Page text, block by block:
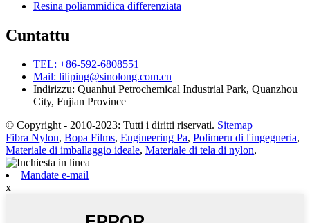
Resina poliammidica differenziata
Cuntattu
TEL: +86-592-6808551
Mail: liliping@sinolong.com.cn
Indirizzu: Quanhui Petrochemical Industrial Park, Quanzhou
City, Fujian Province
© Copyright - 2010-2023: Tutti i diritti riservati. Sitemap
Fibra Nylon, Bopa Films, Engineering Pa, Polimeru di l'ingegneria,
Materiale di imballaggio ideale, Materiale di tela di nylon,
Mandate e-mail
x